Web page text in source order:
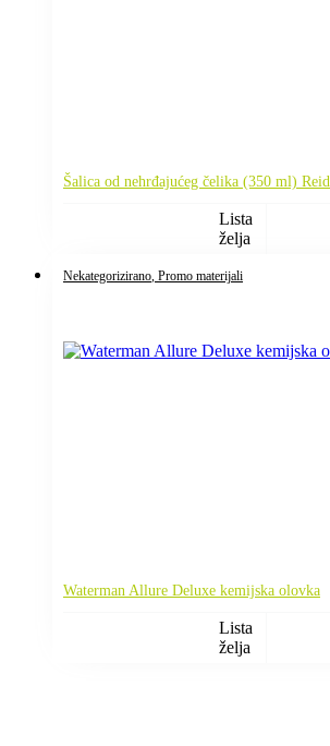
Šalica od nehrđajućeg čelika (350 ml) Reid
Lista
želja
Nekategorizirano , Promo materijali
Waterman Allure Deluxe kemijska olovka
Lista
želja